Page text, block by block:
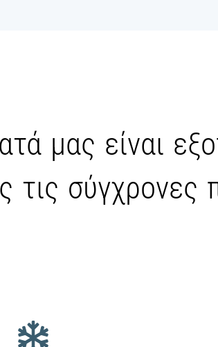
μας είναι
τις σύγχρονες